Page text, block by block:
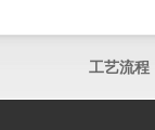
工艺流程